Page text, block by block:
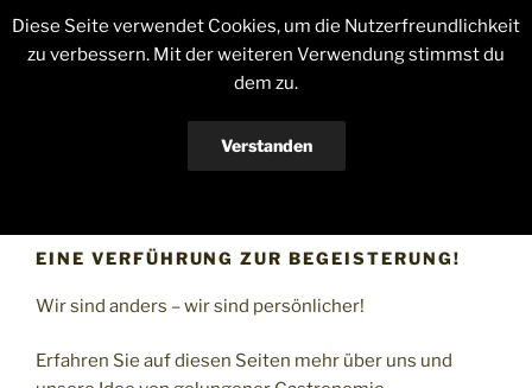
Zum
RESTAURANTE LA BÉCASSE
Menü
EINE VERFÜHRUNG ZUR BEGEISTERUNG!
Wir sind anders – wir sind persönlicher!
Erfahren Sie auf diesen Seiten mehr über uns und
Diese Seite verwendet Cookies, um die Nutzerfreundlichkeit
zu verbessern. Mit der weiteren Verwendung stimmst du
dem zu.
Verstanden